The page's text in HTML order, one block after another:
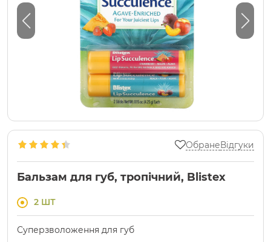
ОбранеВідгуки
Бальзам для губ, тропічний, Blistex
2 ШТ
Суперзволоження для губ